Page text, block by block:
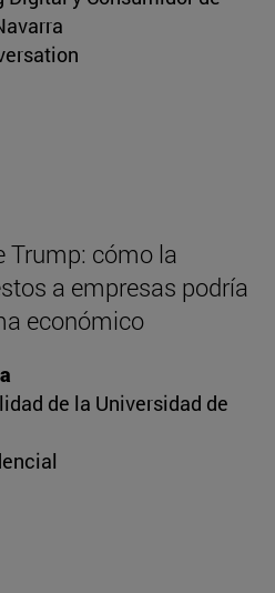
Trump: cómo la
a empresas podría
económico
de la Universidad de